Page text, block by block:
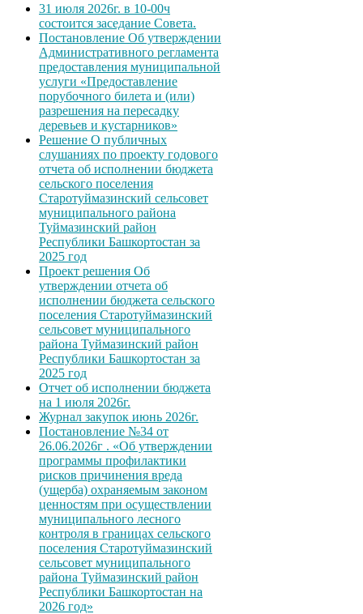
31 июля 2026г. в 10-00ч
состоится заседание Совета.
Постановление Об утверждении
Административного регламента
предоставления муниципальной
услуги «Предоставление
порубочного билета и (или)
разрешения на пересадку
деревьев и кустарников»
Решение О публичных
слушаниях по проекту годового
отчета об исполнении бюджета
сельского поселения
Старотуймазинский сельсовет
муниципального района
Туймазинский район
Республики Башкортостан за
2025 год
Проект решения Об
утверждении отчета об
исполнении бюджета сельского
поселения Старотуймазинский
сельсовет муниципального
района Туймазинский район
Республики Башкортостан за
2025 год
Отчет об исполнении бюджета
на 1 июля 2026г.
Журнал закупок июнь 2026г.
Постановление №34 от
26.06.2026г . «Об утверждении
программы профилактики
рисков причинения вреда
(ущерба) охраняемым законом
ценностям при осуществлении
муниципального лесного
контроля в границах сельского
поселения Старотуймазинский
сельсовет муниципального
района Туймазинский район
Республики Башкортостан на
2026 год»